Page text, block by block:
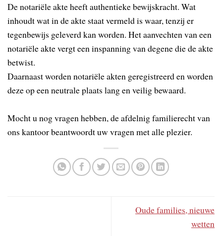
De notariële akte heeft authentieke bewijskracht. Wat
inhoudt wat in de akte staat vermeld is waar, tenzij er
tegenbewijs geleverd kan worden. Het aanvechten van een
notariële akte vergt een inspanning van degene die de akte
betwist.
Daarnaast worden notariële akten geregistreerd en worden
deze op een neutrale plaats lang en veilig bewaard.
Mocht u nog vragen hebben, de afdelnig familierecht van
ons kantoor beantwoordt uw vragen met alle plezier.
Oude families, nieuwe
wetten